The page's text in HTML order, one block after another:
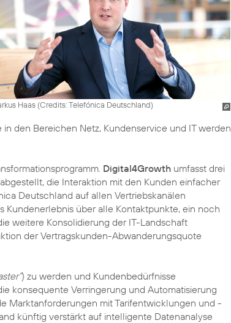
Haas (Credits: Telefónica Deutschland)
den Bereichen Netz, Kundenservice und IT werden
Digital4Growth umfasst drei
die Interaktion mit den Kunden einfacher
Deutschland auf allen Vertriebskanälen
Kundenerlebnis über alle Kontaktpunkte, ein noch
weitere Konsolidierung der IT-Landschaft
der Vertragskunden-Abwanderungsquote
) zu werden und Kundenbedürfnisse
konsequente Verringerung und Automatisierung
Marktanforderungen mit Tarifentwicklungen und -
künftig verstärkt auf intelligente Datenanalyse